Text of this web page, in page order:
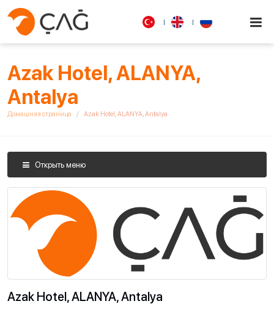
Azak Hotel, ALANYA,
Antalya
Домашняя страница Azak Hotel, ALANYA, Antalya
Открыть меню
Azak Hotel, ALANYA, Antalya